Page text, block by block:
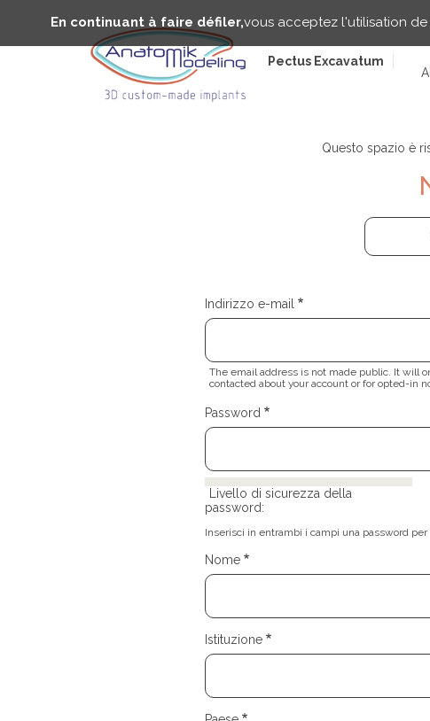
principale
Pectus Excavatum
Questo spazio è
Indirizzo e-mail
The email address is not made public. It will
contacted about your account or for opted-in
Password
Livello di sicurezza della
password:
Inserisci in entrambi i campi una password per
Nome
Istituzione
En continuant à faire défiler,vous acceptez l'utilisation